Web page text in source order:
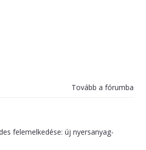
Tovább a fórumba
felemelkedése: új nyersanyag-